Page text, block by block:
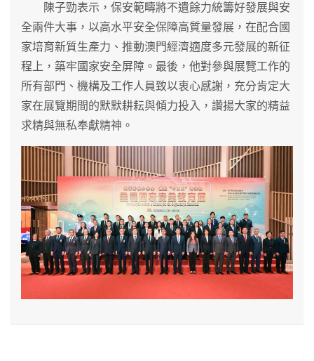
陳子勁表示，保安範疇將不遺餘力統籌好發展與安
全兩件大事，以高水平安全保障高質量發展，在配合國
家培育新質生產力、推動澳門經濟適度多元發展的新征
程上，築牢國家安全屏障。最後，他對參與展覽工作的
所有部門、機構及工作人員致以衷心感謝，充分肯定大
家在展覽期間的默默耕耘與傾力投入，讚揚大家的精益
求精與無私奉獻精神。